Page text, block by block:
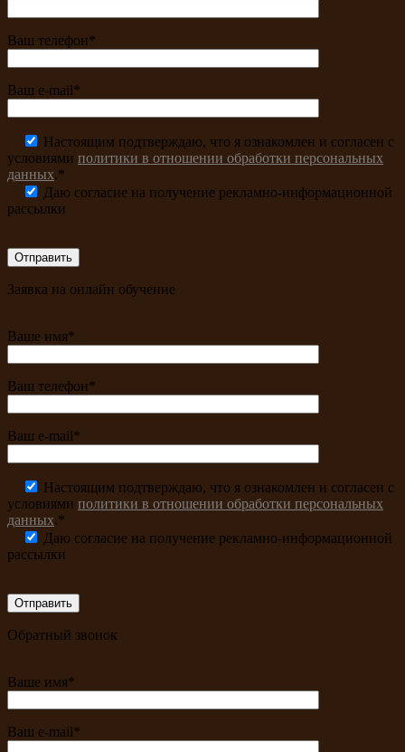
Ваш телефон*
Ваш e-mail*
Настоящим подтверждаю, что я ознакомлен и согласен с
условиями политики в отношении обработки персональных
данных.*
Даю согласие на получение рекламно-информационной
рассылки
Заявка на онлайн обучение
Ваше имя*
Ваш телефон*
Ваш e-mail*
Настоящим подтверждаю, что я ознакомлен и согласен с
условиями политики в отношении обработки персональных
данных.*
Даю согласие на получение рекламно-информационной
рассылки
Обратный звонок
Ваше имя*
Ваш e-mail*